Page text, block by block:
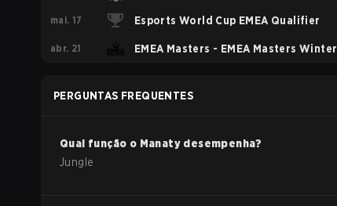
mai. 17 Esports World Cup EMEA Qualifier
abr. 21 EMEA Masters - EMEA Masters Winter
PERGUNTAS FREQUENTES
Qual função o Manaty desempenha?
Jungle